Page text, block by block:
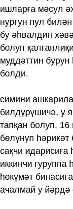
ишларға мәсул
нурғун пул
бу әһвалдин
болуп
муддәттин
болди.
симини
билдүрүшичә, у
тапқан болуп, 16
бөлүнүп
сақчи идарисиға
иккинчи гуруппа
һөкүмәт
ачалмай у йәрдә